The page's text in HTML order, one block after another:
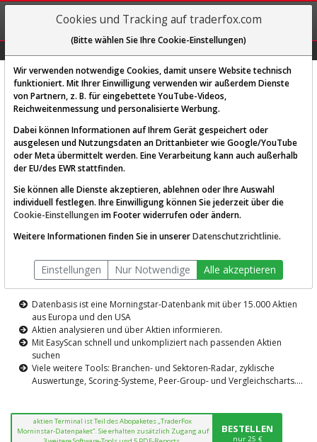
REGIS-
TRIEREN
Diese Funktion ist nur für
AKTIEN-TERMINAL
Die Aktienanalyse-Plattform von
TraderFox
Datenbasis ist eine Morningstar-Datenbank mit über 15.000 Aktien
aus Europa und den USA
Aktien analysieren und über Aktien informieren.
Mit EasyScan schnell und unkompliziert nach passenden Aktien
suchen
Viele weitere Tools: Branchen- und Sektoren-Radar, zyklische
Auswertunge, Scoring-Systeme, Peer-Group- und Vergleichscharts....
aktien Terminal ist Teil des Abopaketes „TraderFox
Morninstar-Datenpaket“. Sie erhalten zusätzlich Zugang auf
BESTELLEN
nur 25 €
Cookies und Tracking auf traderfox.com
(Bitte wählen Sie Ihre Cookie-Einstellungen)
Wir verwenden notwendige Cookies, damit unsere Website technisch
funktioniert. Mit Ihrer Einwilligung verwenden wir außerdem Dienste
von Partnern, z. B. für eingebettete YouTube-Videos,
Reichweitenmessung und personalisierte Werbung.
Dabei können Informationen auf Ihrem Gerät gespeichert oder
ausgelesen und Nutzungsdaten an Drittanbieter wie Google/YouTube
oder Meta übermittelt werden. Eine Verarbeitung kann auch außerhalb
der EU/des EWR stattfinden.
Sie können alle Dienste akzeptieren, ablehnen oder Ihre Auswahl
individuell festlegen. Ihre Einwilligung können Sie jederzeit über die
Cookie-Einstellungen im Footer widerrufen oder ändern.
Weitere Informationen finden Sie in unsererDatenschutzrichtlinie.
Einstellungen Nur Notwendige Alle akzeptieren